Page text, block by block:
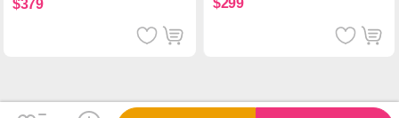
$379 $299